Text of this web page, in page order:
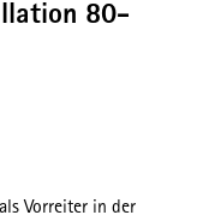
80-
Vorreiter in der